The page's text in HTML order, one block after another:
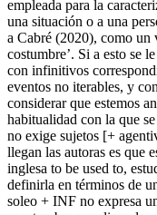
empleada para la
una situación o a una
a Cabré (2020), como un
costumbre’. Si a esto se
con infinitivos
eventos no iterables, y
considerar que estemos
habitualidad con la que
no exige sujetos [+
llegan las autoras es que
inglesa to be used to,
definirla en términos de
soleo + INF no expresa